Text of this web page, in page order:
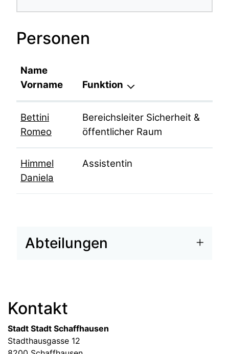
Personen
Name
Vorname
Funktion
Bettini
Romeo
Bereichsleiter Sicherheit &
öffentlicher Raum
Himmel
Daniela
Assistentin
Zugehörige Objekte
Abteilungen
Fussbereich
Kontakt
Stadt Stadt Schaffhausen
Stadthausgasse 12